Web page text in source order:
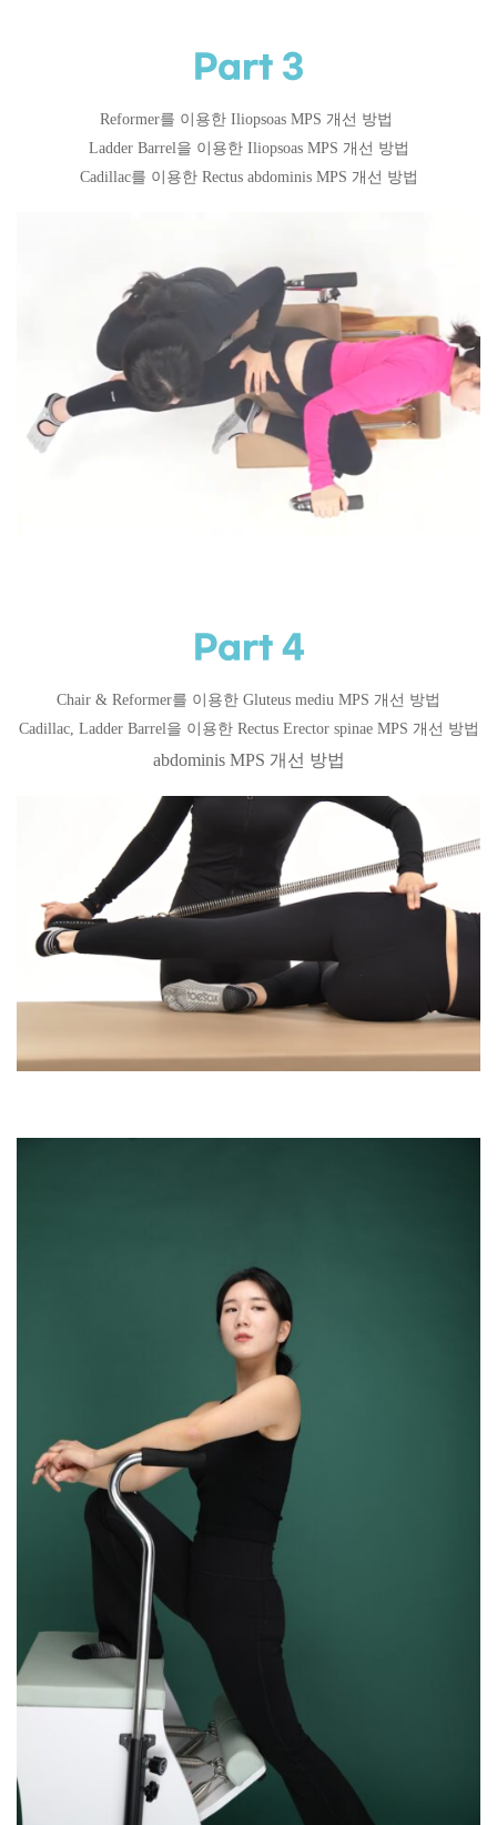
Part 3
Reformer를 이용한 Iliopsoas MPS 개선 방법
Ladder Barrel을 이용한 Iliopsoas MPS 개선 방법
Cadillac를 이용한 Rectus abdominis MPS 개선 방법
Part 4
Chair & Reformer를 이용한 Gluteus mediu MPS 개선 방법
Cadillac, Ladder Barrel을 이용한 Rectus Erector spinae MPS 개선 방법
abdominis MPS 개선 방법